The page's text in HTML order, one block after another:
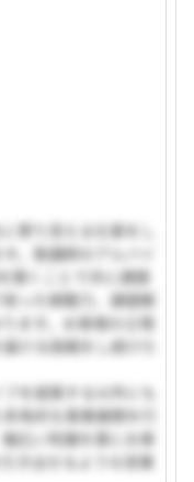
寄り添える仕事をし
。塾講師のアルバイ
聞くことで共に課題
った傾聴力、課題解
ます。お客様の立場
ける挑戦をし続けた
を提案する以外にも
角的な事業展開を行
広い知識を基にお客
き出せるような営業